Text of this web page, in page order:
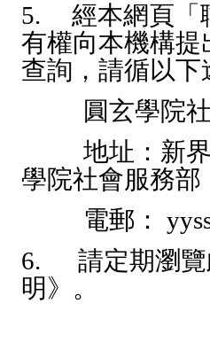
5. 經本網頁「
有權向本機構
查詢，請循以下
圓玄學院社
地址：新界
學院社會服務部
電郵：
6. 請定期瀏覽
明》。